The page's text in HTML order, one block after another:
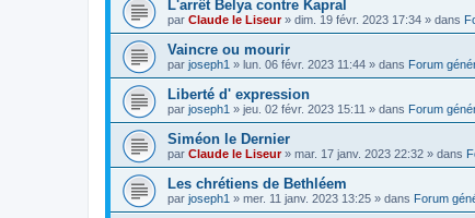
L'arrêt Belya contre Kapral
par Claude le Liseur» dim. 19 févr. 2023 17:34 » dans
Vaincre ou mourir
par joseph1 » lun. 06 févr. 2023 11:44 » dans Forum
Liberté d' expression
par joseph1 » jeu. 02 févr. 2023 15:11 » dans Forum
Siméon le Dernier
par Claude le Liseur» mar. 17 janv. 2023 22:32 » dans
Les chrétiens de Bethléem
par joseph1 » mer. 11 janv. 2023 13:25 » dans Forum